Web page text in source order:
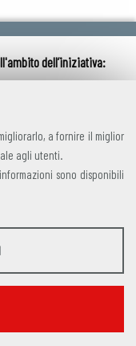
a fornire il miglior
agli utenti.
sono disponibili
P.IVA 14610671001